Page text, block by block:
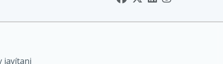
javítani